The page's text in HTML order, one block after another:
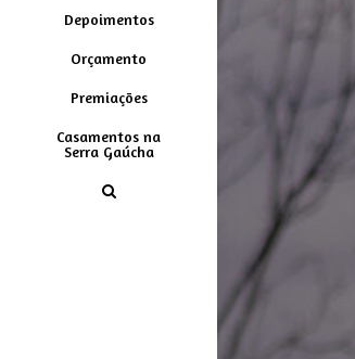
Depoimentos
Orçamento
Premiações
Casamentos na
Serra Gaúcha